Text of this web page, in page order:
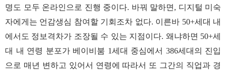
명도 모두 온라인으로 진행 중이다. 바꿔 말하면, 디지털 미숙
자에게는 언감생심 참여할 기회조차 없다. 이른바 50+세대 내
에서도 정보격차가 조장될 수 있는 지점이다. 왜냐하면 50+세
대 내 연령 분포가 베이비붐 1세대 중심에서 386세대의 진입
으로 매년 변하고 있어서 연령에 따라서 또 그간의 직업과 경